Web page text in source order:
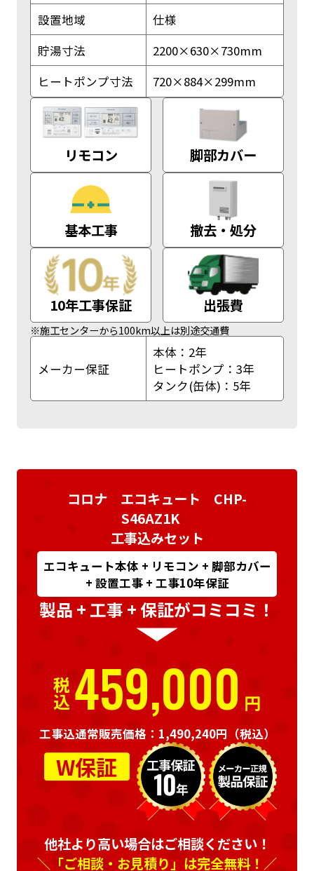
設置地域
仕様
貯湯寸法
2200×630×730mm
ヒートポンプ寸法
720×884×299mm
リモコン 脚部カバー
基本工事 撤去・処分
10年工事保証 出張費
※施工センターから100km以上は別途交通費
メーカー保証
本体：2年
ヒートポンプ：3年
タンク(缶体)：5年
コロナ エコキュート CHP-
S46AZ1K
工事込みセット
エコキュート本体 + リモコン + 脚部カバー
+ 設置工事 + 工事10年保証
製品 + 工事 + 保証がコミコミ！
W保証
税込459,000 円
工事込通常販売価格：1,490,240円 （税込）
他社より高い場合はご相談ください！
＼「ご相談・お見積り」は完全無料！／